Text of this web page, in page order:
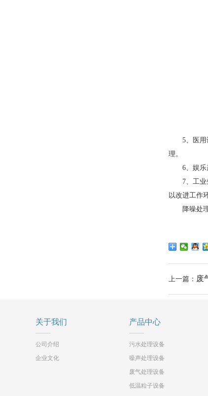
5、医用设
理。
6、娱乐产
7、工业生
以改进工作
降噪处理
上一篇： 废
关于我们
公司介绍
企业文化
产品中心
污水处理设备
噪声处理设备
废气处理设备
低温粒子设备